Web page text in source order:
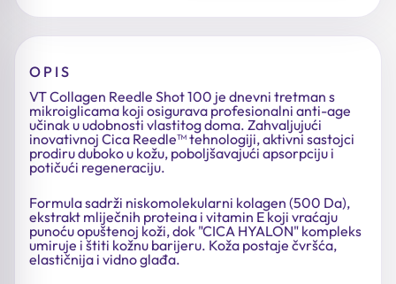
OPIS
VT Collagen Reedle Shot 100 je dnevni tretman s
mikroiglicama koji osigurava profesionalni anti-age
učinak u udobnosti vlastitog doma. Zahvaljujući
inovativnoj Cica Reedle™ tehnologiji, aktivni sastojci
prodiru duboko u kožu, poboljšavajući apsorpciju i
potičući regeneraciju.
Formula sadrži niskomolekularni kolagen (500 Da),
ekstrakt mliječnih proteina i vitamin E koji vraćaju
punoću opuštenoj koži, dok "CICA HYALON" kompleks
umiruje i štiti kožnu barijeru. Koža postaje čvršća,
elastičnija i vidno glađa.